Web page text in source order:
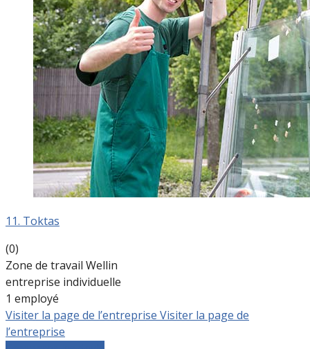
11. Toktas
(0)
Zone de travail Wellin
entreprise individuelle
1 employé
Visiter la page de l’entreprise Visiter la page de
l’entreprise